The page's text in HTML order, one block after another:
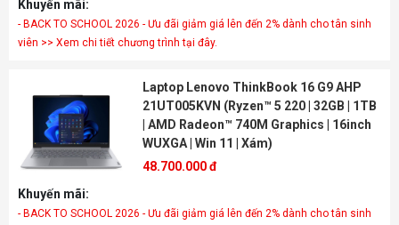
Khuyến mãi:
- BACK TO SCHOOL 2026 - Ưu đãi giảm giá lên đến 2% dành cho tân sinh
viên >> Xem chi tiết chương trình tại đây.
Laptop Lenovo ThinkBook 16 G9 AHP
21UT005KVN (Ryzen™ 5 220 | 32GB | 1TB
| AMD Radeon™ 740M Graphics | 16inch
WUXGA | Win 11 | Xám)
48.700.000 đ
Khuyến mãi:
- BACK TO SCHOOL 2026 - Ưu đãi giảm giá lên đến 2% dành cho tân sinh